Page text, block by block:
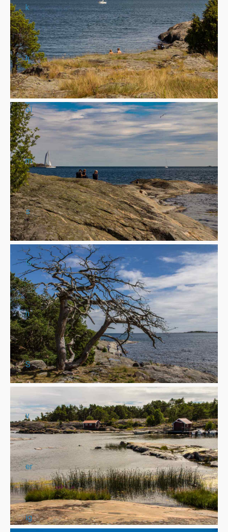
k
h
ol
m
s
lä
n
S
v
er
ig